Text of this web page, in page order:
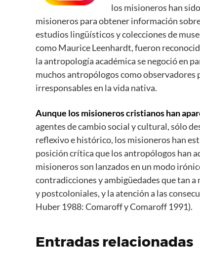
los misioneros han
misioneros para obtener información
estudios lingüísticos y colecciones de
como Maurice Leenhardt, fueron
la antropología académica se negoció en
muchos antropólogos como observadores
irresponsables en la vida nativa.
Aunque los misioneros cristianos han
agentes de cambio social y cultural, sólo
reflexivo e histórico, los misioneros han
posición crítica que los antropólogos han
misioneros son lanzados en un modo
contradicciones y ambigüedades que tan
y postcoloniales, y la atención a las
Huber 1988: Comaroff y Comaroff 1991).
Entradas relacionadas